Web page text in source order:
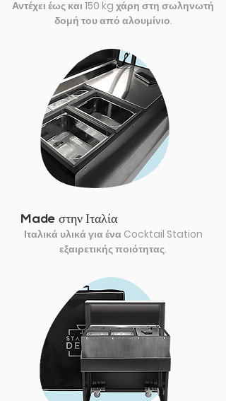
Αντέχει έως και 150 kg χάρη στη σωληνωτή
δομή του από αλουμίνιο.
Made στην Ιταλία
Ιταλικά υλικά για ένα Cocktail Station
εξαιρετικής ποιότητας.